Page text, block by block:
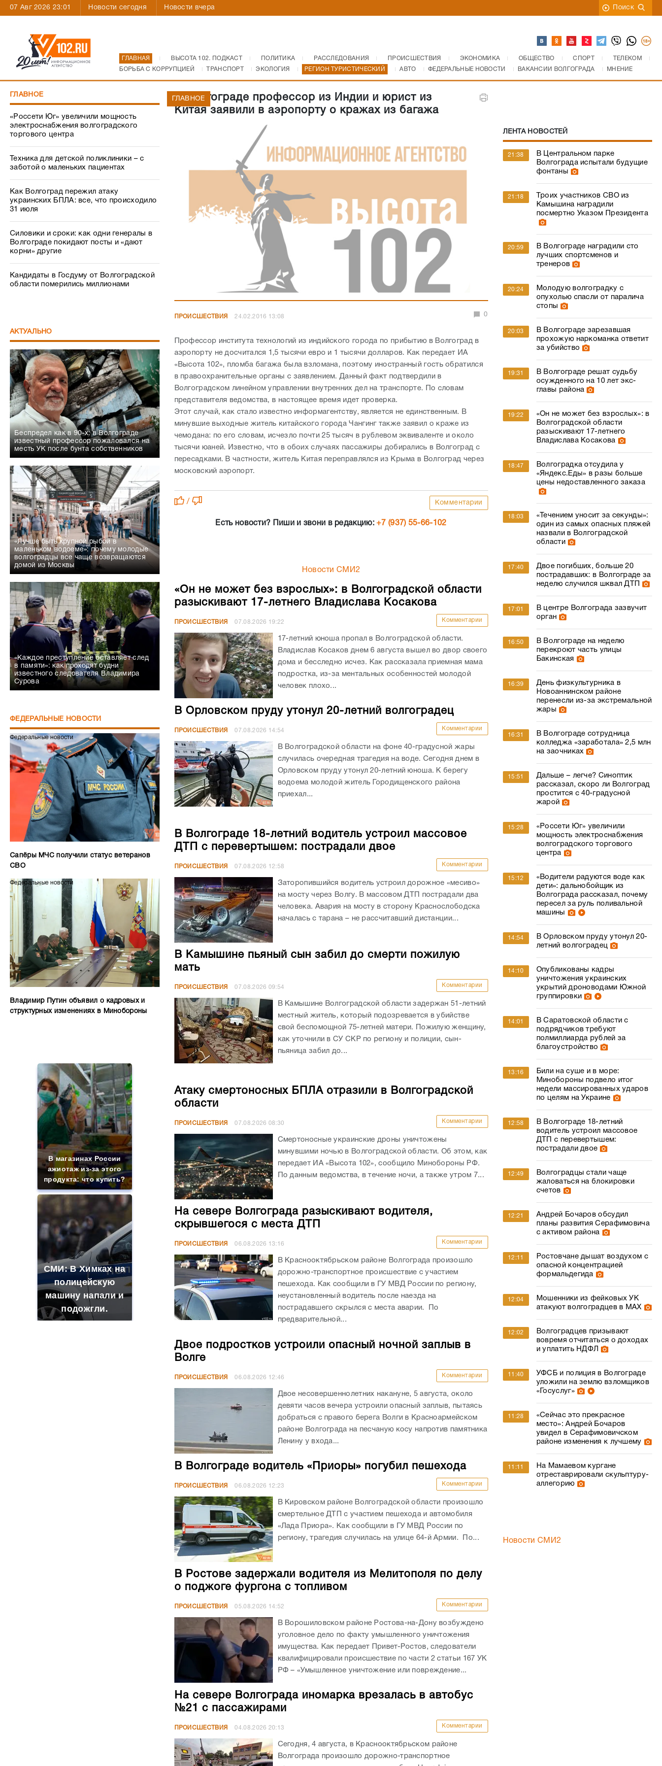
07 Авг 2026 23:01 Новости сегодня Новости вчера Поиск
ГЛАВНАЯ ВЫСОТА 102. ПОДКАСТ ПОЛИТИКА РАССЛЕДОВАНИЯ ПРОИСШЕСТВИЯ ЭКОНОМИКА ОБЩЕСТВО СПОРТ
ТЕЛЕКОМ
БОРЬБА С КОРРУПЦИЕЙ
ТРАНСПОРТ ЭКОЛОГИЯ РЕГИОН ТУРИСТИЧЕСКИЙ АВТО ФЕДЕРАЛЬНЫЕ НОВОСТИ ВАКАНСИИ ВОЛГОГРАДА МНЕНИЕ
ГЛАВНОЕ
«Россети Юг» увеличили мощность
электроснабжения волгоградского
торгового центра
Техника для детской поликлиники – с
заботой о маленьких пациентах
Как Волгоград пережил атаку
украинских БПЛА: все, что происходило
31 июля
Силовики и сроки: как одни генералы в
Волгограде покидают посты и «дают
корни» другие
Кандидаты в Госдуму от Волгоградской
области померились миллионами
АКТУАЛЬНО
Беспредел как в 90-х: в Волгограде
известный профессор пожаловался на
месть УК после бунта собственников
«Лучше быть крупной рыбой в
маленьком водоеме»: почему молодые
волгоградцы все чаще возвращаются
домой из Москвы
«Каждое преступление оставляет след
в памяти»: как проходят будни
известного следователя Владимира
Сурова
ФЕДЕРАЛЬНЫЕ НОВОСТИ
Федеральные новости
Сапёры МЧС получили статус ветеранов
СВО
Федеральные новости
Владимир Путин объявил о кадровых и
структурных изменениях в Минобороны
В магазинах России
ажиотаж из-за этого
продукта: что купить?
СМИ: В Химках на
полицейскую
машину напали и
подожгли.
В Волгограде профессор из Индии и юрист из
Китая заявили в аэропорту о кражах из багажа
ГЛАВНОЕ
ПРОИСШЕСТВИЯ 24.02.2016 13:08 0
Профессор института технологий из индийского города по прибытию в Волгоград в
аэропорту не досчитался 1,5 тысячи евро и 1 тысячи долларов. Как передает ИА
«Высота 102», пломба багажа была взломана, поэтому иностранный гость обратился
в правоохранительные органы с заявлением. Данный факт подтвердили в
Волгоградском линейном управлении внутренних дел на транспорте. По словам
представителя ведомства, в настоящее время идет проверка.
Этот случай, как стало известно информагентству, является не единственным. В
минувшие выходные житель китайского города Чангинг также заявил о краже из
чемодана: по его словам, исчезло почти 25 тысяч в рублевом эквиваленте и около
тысячи юаней. Известно, что в обоих случаях пассажиры добирались в Волгоград с
пересадками. В частности, житель Китая переправлялся из Крыма в Волгоград через
московский аэропорт.
/ Комментарии
Есть новости? Пиши и звони в редакцию:+7 (937) 55-66-102
Новости СМИ2
«Он не может без взрослых»: в Волгоградской области
разыскивают 17-летнего Владислава Косакова
ПРОИСШЕСТВИЯ 07.08.2026 19:22 Комментарии
17-летний юноша пропал в Волгоградской области.
Владислав Косаков днем 6 августа вышел во двор своего
дома и бесследно исчез. Как рассказала приемная мама
подростка, из-за ментальных особенностей молодой
человек плохо...
В Орловском пруду утонул 20-летний волгоградец
ПРОИСШЕСТВИЯ 07.08.2026 14:54 Комментарии
В Волгоградской области на фоне 40-градусной жары
случилась очередная трагедия на воде. Сегодня днем в
Орловском пруду утонул 20-летний юноша. К берегу
водоема молодой житель Городищенского района
приехал...
В Волгограде 18-летний водитель устроил массовое
ДТП с перевертышем: пострадали двое
ПРОИСШЕСТВИЯ 07.08.2026 12:58 Комментарии
Заторопившийся водитель устроил дорожное «месиво»
на мосту через Волгу. В массовом ДТП пострадали два
человека. Авария на мосту в сторону Краснослободска
началась с тарана – не рассчитавший дистанции...
В Камышине пьяный сын забил до смерти пожилую
мать
ПРОИСШЕСТВИЯ 07.08.2026 09:54 Комментарии
В Камышине Волгоградской области задержан 51-летний
местный житель, который подозревается в убийстве
свой беспомощной 75-летней матери. Пожилую женщину,
как уточнили в СУ СКР по региону и полиции, сын-
пьяница забил до...
Атаку смертоносных БПЛА отразили в Волгоградской
области
ПРОИСШЕСТВИЯ 07.08.2026 08:30 Комментарии
Смертоносные украинские дроны уничтожены
минувшими ночью в Волгоградской области. Об этом, как
передает ИА «Высота 102», сообщило Минобороны РФ.
По данным ведомства, в течение ночи, а также утром 7...
На севере Волгограда разыскивают водителя,
скрывшегося с места ДТП
ПРОИСШЕСТВИЯ 06.08.2026 13:16 Комментарии
В Краснооктябрьском районе Волгограда произошло
дорожно-транспортное происшествие с участием
пешехода. Как сообщили в ГУ МВД России по региону,
неустановленный водитель после наезда на
пострадавшего скрылся с места аварии. По
предварительной...
Двое подростков устроили опасный ночной заплыв в
Волге
ПРОИСШЕСТВИЯ 06.08.2026 12:46 Комментарии
Двое несовершеннолетних накануне, 5 августа, около
девяти часов вечера устроили опасный заплыв, пытаясь
добраться с правого берега Волги в Красноармейском
районе Волгограда на песчаную косу напротив памятника
Ленину у входа...
В Волгограде водитель «Приоры» погубил пешехода
ПРОИСШЕСТВИЯ 06.08.2026 12:23 Комментарии
В Кировском районе Волгоградской области произошло
смертельное ДТП с участием пешехода и автомобиля
«Лада Приора». Как сообщили в ГУ МВД России по
региону, трагедия случилась на улице 64-й Армии. По...
В Ростове задержали водителя из Мелитополя по делу
о поджоге фургона с топливом
ПРОИСШЕСТВИЯ 05.08.2026 14:52 Комментарии
В Ворошиловском районе Ростова-на-Дону возбуждено
уголовное дело по факту умышленного уничтожения
имущества. Как передает Привет-Ростов, следователи
квалифицировали происшествие по части 2 статьи 167 УК
РФ – «Умышленное уничтожение или повреждение...
На севере Волгограда иномарка врезалась в автобус
№21 с пассажирами
ПРОИСШЕСТВИЯ 04.08.2026 20:13 Комментарии
Сегодня, 4 августа, в Краснооктябрьском районе
Волгограда произошло дорожно-транспортное
ЛЕНТА НОВОСТЕЙ
21:38
В Центральном парке
Волгограда испытали будущие
фонтаны
21:18
Троих участников СВО из
Камышина наградили
посмертно Указом Президента
20:59
В Волгограде наградили сто
лучших спортсменов и
тренеров
20:24
Молодую волгоградку с
опухолью спасли от паралича
стопы
20:03
В Волгограде зарезавшая
прохожую наркоманка ответит
за убийство
19:31
В Волгограде решат судьбу
осужденного на 10 лет экс-
главы района
19:22
«Он не может без взрослых»: в
Волгоградской области
разыскивают 17-летнего
Владислава Косакова
18:47
Волгоградка отсудила у
«Яндекс.Еды» в разы больше
цены недоставленного заказа
18:03
«Течением уносит за секунды»:
один из самых опасных пляжей
назвали в Волгоградской
области
17:40
Двое погибших, больше 20
пострадавших: в Волгограде за
неделю случился шквал ДТП
17:01
В центре Волгограда зазвучит
орган
16:50
В Волгограде на неделю
перекроют часть улицы
Бакинская
16:39
День физкультурника в
Новоаннинском районе
перенесли из-за экстремальной
жары
16:31
В Волгограде сотрудница
колледжа «заработала» 2,5 млн
на заочниках
15:51
Дальше – легче? Синоптик
рассказал, скоро ли Волгоград
простится с 40-градусной
жарой
15:28
«Россети Юг» увеличили
мощность электроснабжения
волгоградского торгового
центра
15:12
«Водители радуются воде как
дети»: дальнобойщик из
Волгограда рассказал, почему
пересел за руль поливальной
машины
14:54
В Орловском пруду утонул 20-
летний волгоградец
14:10
Опубликованы кадры
уничтожения украинских
укрытий дроноводами Южной
группировки
14:01
В Саратовской области с
подрядчиков требуют
полмиллиарда рублей за
благоустройство
13:16
Били на суше и в море:
Минобороны подвело итог
недели массированных ударов
по целям на Украине
12:58
В Волгограде 18-летний
водитель устроил массовое
ДТП с перевертышем:
пострадали двое
12:49
Волгоградцы стали чаще
жаловаться на блокировки
счетов
12:21
Андрей Бочаров обсудил
планы развития Серафимовича
с активом района
12:11
Ростовчане дышат воздухом с
опасной концентрацией
формальдегида
12:04
Мошенники из фейковых УК
атакуют волгоградцев в МАХ
12:02
Волгоградцев призывают
вовремя отчитаться о доходах
и уплатить НДФЛ
11:40
УФСБ и полиция в Волгограде
уложили на землю взломщиков
«Госуслуг»
11:28
«Сейчас это прекрасное
место»: Андрей Бочаров
увидел в Серафимовичском
районе изменения к лучшему
11:11
На Мамаевом кургане
отреставрировали скульптуру-
аллегорию
Новости СМИ2